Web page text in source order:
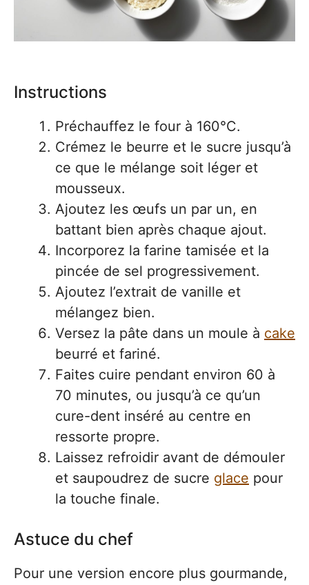
Instructions
Préchauffez le four à 160°C.
Crémez le beurre et le sucre jusqu’à
ce que le mélange soit léger et
mousseux.
Ajoutez les œufs un par un, en
battant bien après chaque ajout.
Incorporez la farine tamisée et la
pincée de sel progressivement.
Ajoutez l’extrait de vanille et
mélangez bien.
Versez la pâte dans un moule à cake
beurré et fariné.
Faites cuire pendant environ 60 à
70 minutes, ou jusqu’à ce qu’un
cure-dent inséré au centre en
ressorte propre.
Laissez refroidir avant de démouler
et saupoudrez de sucre glace pour
la touche finale.
Astuce du chef
Pour une version encore plus gourmande,